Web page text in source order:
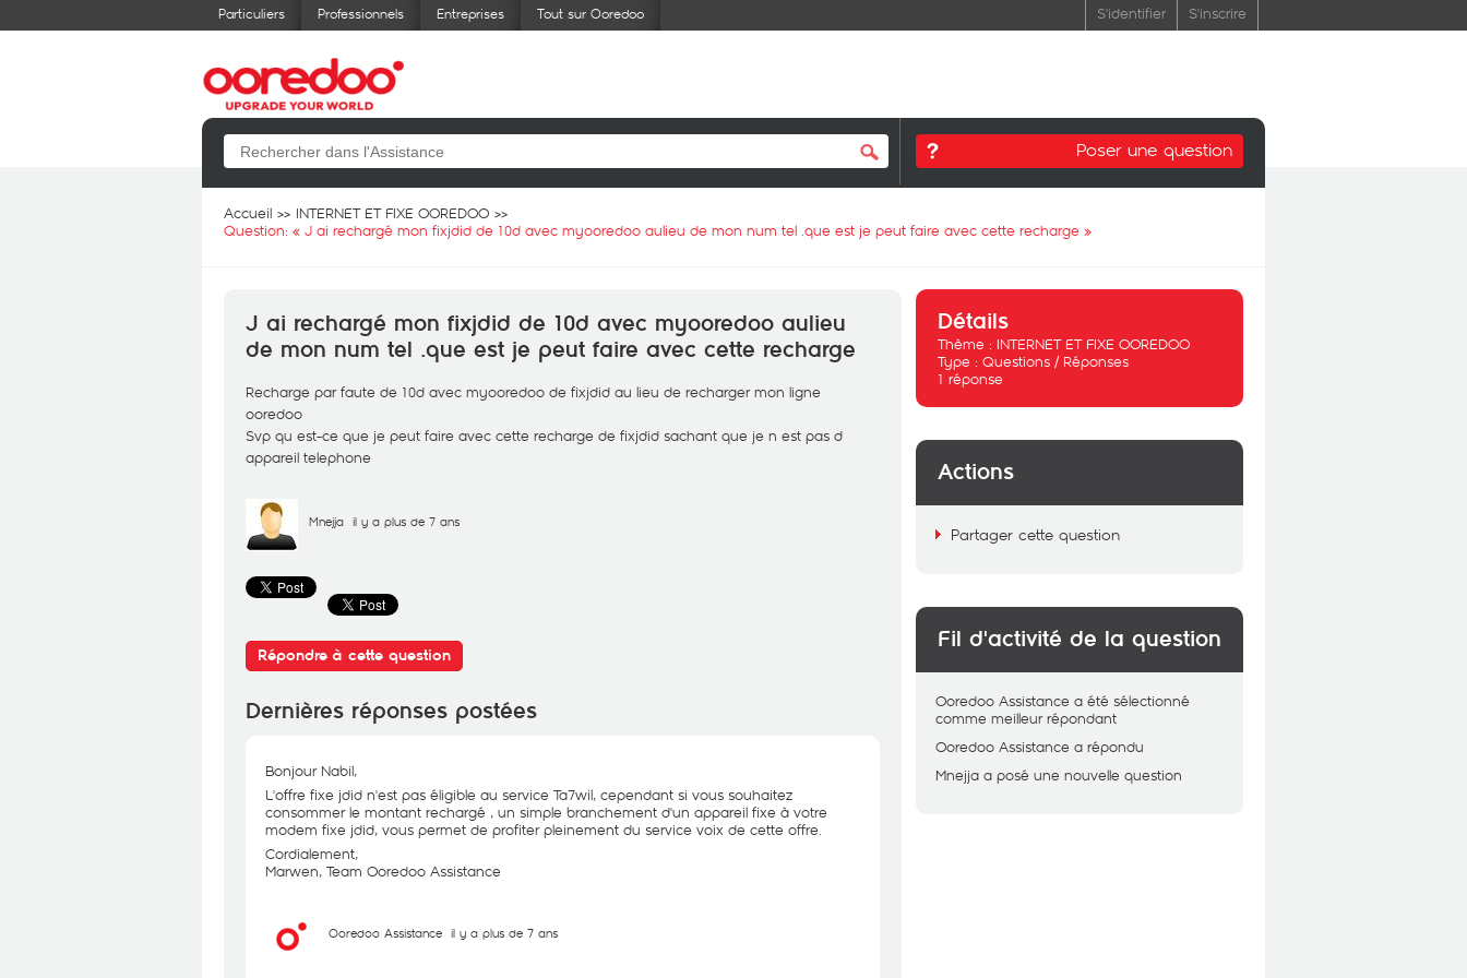
Particuliers Professionnels Entreprises Tout sur Ooredoo S'identifier S'inscrire
Poser une question
Accueil
INTERNET ET FIXE OOREDOO
Question: « J ai rechargé mon fixjdid de 10d avec myooredoo aulieu de mon num tel .que est je peut faire avec cette recharge »
J ai rechargé mon fixjdid de 10d avec myooredoo aulieu
de mon num tel .que est je peut faire avec cette recharge
Recharge par faute de 10d avec myooredoo de fixjdid au lieu de recharger mon ligne
ooredoo
Svp qu est-ce que je peut faire avec cette recharge de fixjdid sachant que je n est pas d
appareil telephone
Mnejja il y a plus de 7 ans
Répondre à cette question
Dernières réponses postées
Bonjour Nabil,
L'offre fixe jdid n'est pas éligible au service Ta7wil, cependant si vous souhaitez
consommer le montant rechargé , un simple branchement d'un appareil fixe à votre
modem fixe jdid, vous permet de profiter pleinement du service voix de cette offre.
Cordialement,
Marwen, Team Ooredoo Assistance
Ooredoo Assistance il y a plus de 7 ans
Détails
Thème : INTERNET ET FIXE OOREDOO
Type : Questions / Réponses
1 réponse
Actions
Partager cette question
Fil d'activité de la question
Ooredoo Assistance a été sélectionné
comme meilleur répondant
Ooredoo Assistance a répondu
Mnejja a posé une nouvelle question